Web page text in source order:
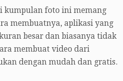
kumpulan foto ini memang
membuatnya, aplikasi yang
besar dan biasanya tidak
membuat video dari
dengan mudah dan gratis.